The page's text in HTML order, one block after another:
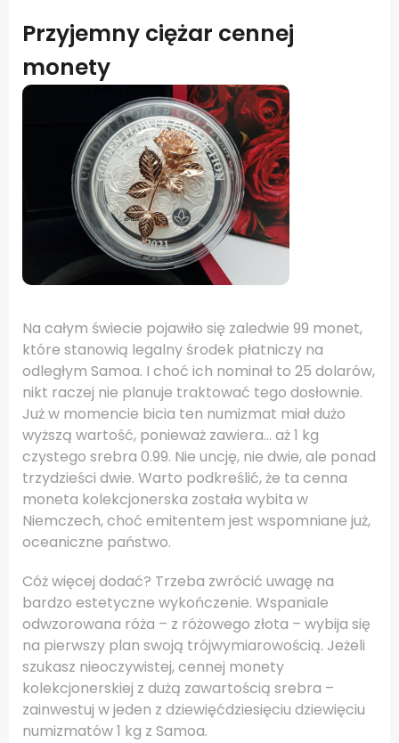
Przyjemny ciężar cennej
monety
Na całym świecie pojawiło się zaledwie 99 monet,
które stanowią legalny środek płatniczy na
odległym Samoa. I choć ich nominał to 25 dolarów,
nikt raczej nie planuje traktować tego dosłownie.
Już w momencie bicia ten numizmat miał dużo
wyższą wartość, ponieważ zawiera… aż 1 kg
czystego srebra 0.99. Nie uncję, nie dwie, ale ponad
trzydzieści dwie. Warto podkreślić, że ta cenna
moneta kolekcjonerska została wybita w
Niemczech, choć emitentem jest wspomniane już,
oceaniczne państwo.
Cóż więcej dodać? Trzeba zwrócić uwagę na
bardzo estetyczne wykończenie. Wspaniale
odwzorowana róża – z różowego złota – wybija się
na pierwszy plan swoją trójwymiarowością. Jeżeli
szukasz nieoczywistej, cennej monety
kolekcjonerskiej z dużą zawartością srebra –
zainwestuj w jeden z dziewięćdziesięciu dziewięciu
numizmatów 1 kg z Samoa.